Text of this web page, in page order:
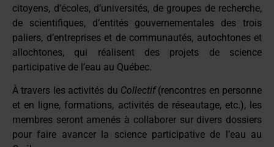
citoyens, d’écoles, d’universités, de groupes de recherche,
de scientifiques, d’entités gouvernementales des trois
paliers, d’entreprises et de communautés, autochtones et
allochtones, qui réalisent des projets de science
participative de l’eau au Québec.
À travers les activités du Collectif(rencontres en personne
et en ligne, formations, activités de réseautage, etc.), les
membres seront amenés à collaborer sur divers dossiers
pour faire avancer la science participative de l’eau au